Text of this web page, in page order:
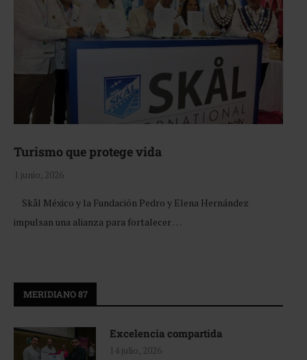
Turismo que protege vida
1 junio, 2026
Skål México y la Fundación Pedro y Elena Hernández
impulsan una alianza para fortalecer …
MERIDIANO 87
Excelencia compartida
14 julio, 2026